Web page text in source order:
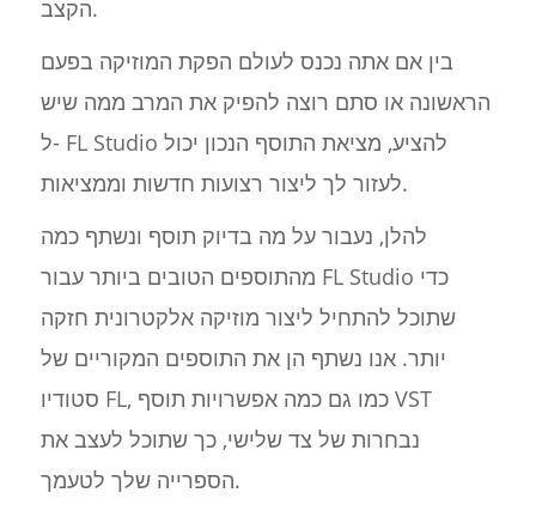
הקצב.
בין אם אתה נכנס לעולם הפקת המוזיקה בפעם
הראשונה או סתם רוצה להפיק את המרב ממה שיש
ל- FL Studio להציע, מציאת התוסף הנכון יכול
לעזור לך ליצור רצועות חדשות וממציאות.
להלן, נעבור על מה בדיוק תוסף ונשתף כמה
מהתוספים הטובים ביותר עבור FL Studio כדי
שתוכל להתחיל ליצור מוזיקה אלקטרונית חזקה
יותר. אנו נשתף הן את התוספים המקוריים של
סטודיו FL, כמו גם כמה אפשרויות תוסף VST
נבחרות של צד שלישי, כך שתוכל לעצב את
הספרייה שלך לטעמך.